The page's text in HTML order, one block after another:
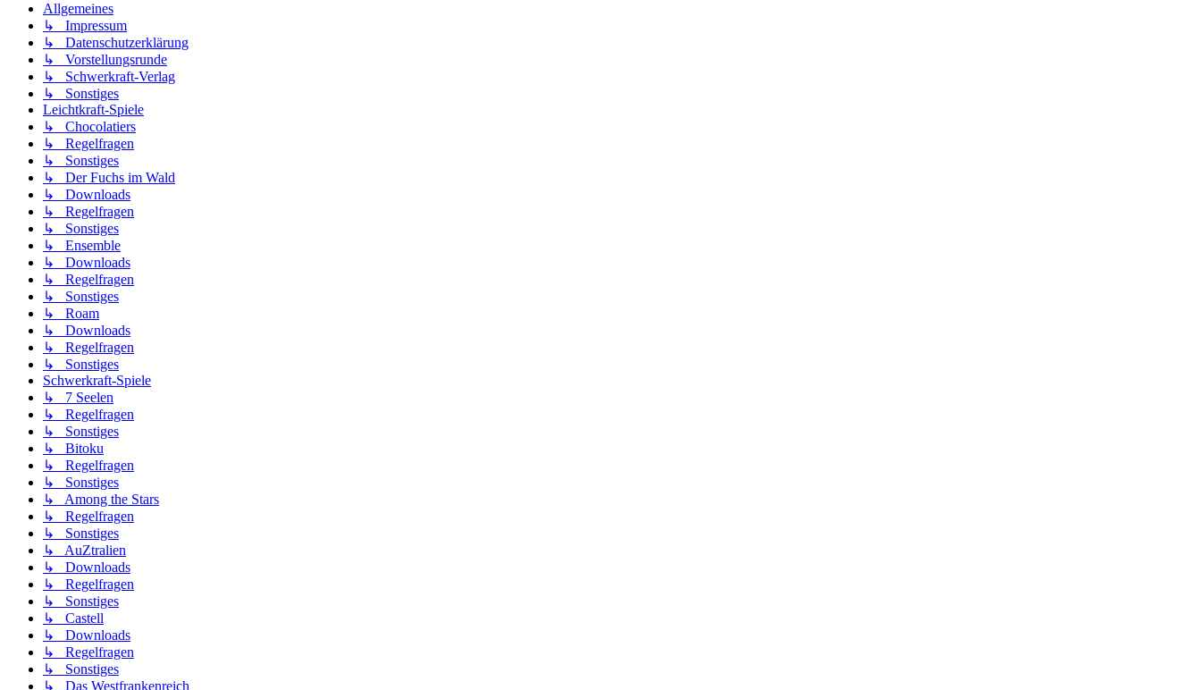
Allgemeines
↳ Impressum
↳ Datenschutzerklärung
↳ Vorstellungsrunde
↳ Schwerkraft-Verlag
↳ Sonstiges
Leichtkraft-Spiele
↳ Chocolatiers
↳ Regelfragen
↳ Sonstiges
↳ Der Fuchs im Wald
↳ Downloads
↳ Regelfragen
↳ Sonstiges
↳ Ensemble
↳ Downloads
↳ Regelfragen
↳ Sonstiges
↳ Roam
↳ Downloads
↳ Regelfragen
↳ Sonstiges
Schwerkraft-Spiele
↳ 7 Seelen
↳ Regelfragen
↳ Sonstiges
↳ Bitoku
↳ Regelfragen
↳ Sonstiges
↳ Among the Stars
↳ Regelfragen
↳ Sonstiges
↳ AuZtralien
↳ Downloads
↳ Regelfragen
↳ Sonstiges
↳ Castell
↳ Downloads
↳ Regelfragen
↳ Sonstiges
↳ Das Westfrankenreich